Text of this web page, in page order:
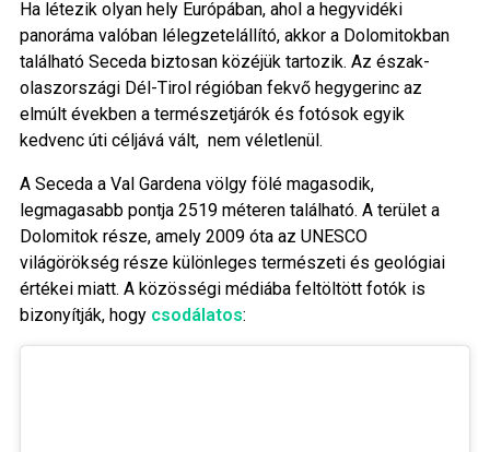
Ha létezik olyan hely Európában, ahol a hegyvidéki
panoráma valóban lélegzetelállító, akkor a Dolomitokban
található Seceda biztosan közéjük tartozik. Az észak-
olaszországi Dél-Tirol régióban fekvő hegygerinc az
elmúlt években a természetjárók és fotósok egyik
kedvenc úti céljává vált, nem véletlenül.
A Seceda a Val Gardena völgy fölé magasodik,
legmagasabb pontja 2519 méteren található. A terület a
Dolomitok része, amely 2009 óta az UNESCO
világörökség része különleges természeti és geológiai
értékei miatt. A közösségi médiába feltöltött fotók is
bizonyítják, hogy csodálatos: